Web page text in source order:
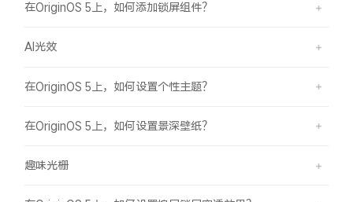
在OriginOS 5上，如何添加锁屏组件？
AI光效
在OriginOS 5上，如何设置个性主题？
在OriginOS 5上，如何设置景深壁纸？
趣味光栅